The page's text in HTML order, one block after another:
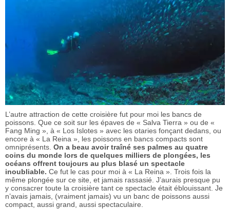
L’autre attraction de cette croisière fut pour moi les bancs de
poissons. Que ce soit sur les épaves de « Salva Tierra » ou de «
Fang Ming », à « Los Islotes » avec les otaries fonçant dedans, ou
encore à « La Reina », les poissons en bancs compacts sont
omniprésents. On a beau avoir traîné ses palmes au quatre
coins du monde lors de quelques milliers de plongées, les
océans offrent toujours au plus blasé un spectacle
inoubliable. Ce fut le cas pour moi à « La Reina ». Trois fois la
même plongée sur ce site, et jamais rassasié. J’aurais presque pu
y consacrer toute la croisière tant ce spectacle était éblouissant. Je
n’avais jamais, (vraiment jamais) vu un banc de poissons aussi
compact, aussi grand, aussi spectaculaire.